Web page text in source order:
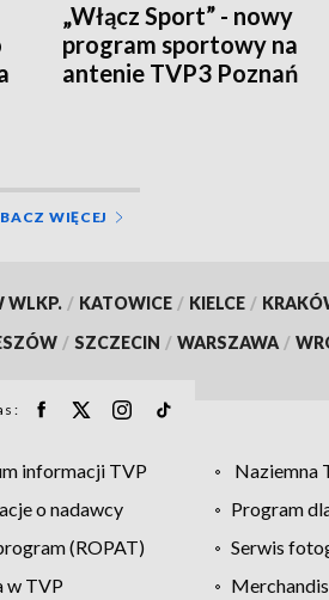
„Włącz Sport” - nowy
program sportowy na
antenie TVP3 Poznań
WIĘCEJ
WLKP. / KATOWICE / KIELCE /
/ SZCZECIN / WARSZAWA /
informacji TVP Naziemna
o nadawcy
Program
(ROPAT)
Serwis
w TVP